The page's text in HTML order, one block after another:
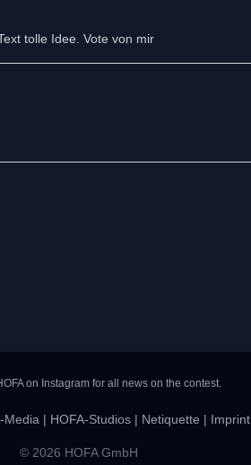
tolle Idee. Vote von mir
on Instagram for all news on the contest.
Media | HOFA-Studios | Netiquette | Imprint
© 2026 HOFA GmbH